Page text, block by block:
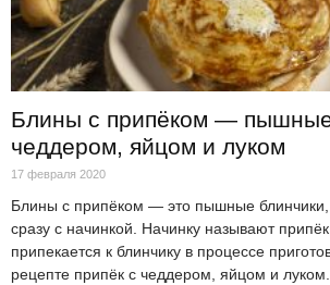
Блины с припёком — пышные
чеддером, яйцом и луком
17 февраля 2020
Блины с припёком — это пышные блинчики,
сразу с начинкой. Начинку называют
припекается к блинчику в процессе
рецепте припёк с чеддером, яйцом и луком.